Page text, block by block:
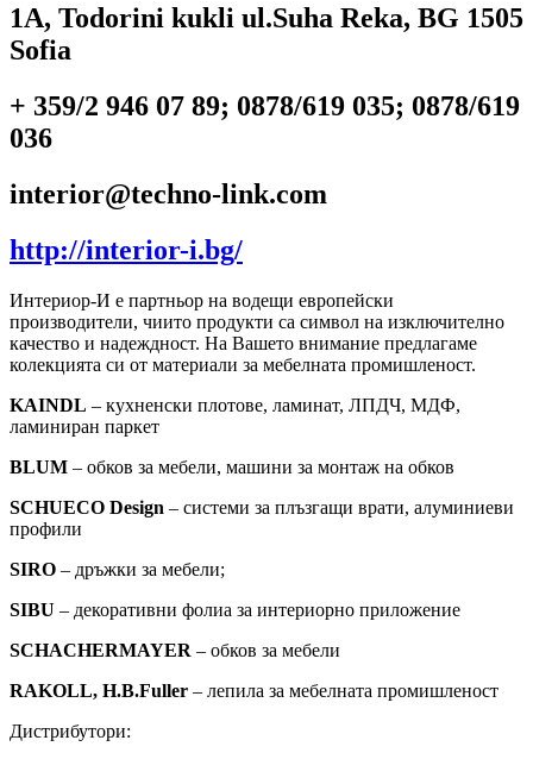
1A, Todorini kukli ul.Suha Reka, BG 1505
Sofia
+ 359/2 946 07 89; 0878/619 035; 0878/619
036
interior@techno-link.com
http://interior-i.bg/
Интериор-И е партньор на водещи европейски
производители, чиито продукти са символ на изключително
качество и надеждност. На Вашето внимание предлагаме
колекцията си от материали за мебелната промишленост.
KAINDL – кухненски плотове, ламинат, ЛПДЧ, МДФ,
ламиниран паркет
BLUM – обков за мебели, машини за монтаж на обков
SCHUECO Design – системи за плъзгащи врати, алуминиеви
профили
SIRO – дръжки за мебели;
SIBU – декоративни фолиa за интериорно приложение
SCHACHERMAYER – обков за мебели
RAKOLL, H.B.Fuller – лепила за мебелната промишленост
Дистрибутори: